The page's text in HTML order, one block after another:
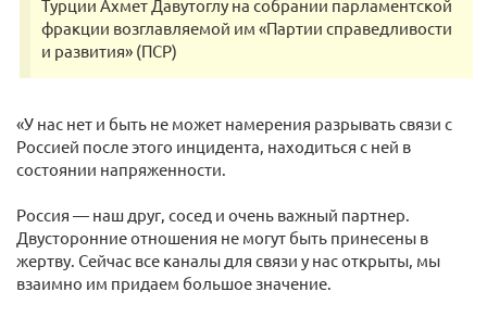
Турции Ахмет Давутоглу на собрании парламентской
фракции возглавляемой им «Партии справедливости
и развития» (ПСР)
«У нас нет и быть не может намерения разрывать связи с
Россией после этого инцидента, находиться с ней в
состоянии напряженности.
Россия — наш друг, сосед и очень важный партнер.
Двусторонние отношения не могут быть принесены в
жертву. Сейчас все каналы для связи у нас открыты, мы
взаимно им придаем большое значение.